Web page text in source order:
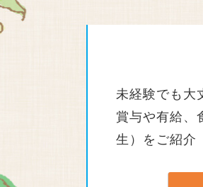
未経験でも大
賞与や有給、
生）をご紹介